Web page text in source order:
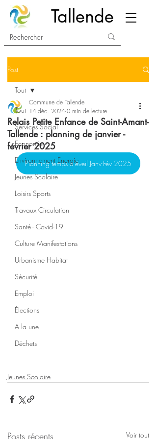
Tallende
Post
Tout
Services Social
Economie
Environnement Energie
Jeunes Scolaire
Loisirs Sports
Travaux Circulation
Santé - Covid-19
Culture Manifestations
Urbanisme Habitat
Sécurité
Emploi
Élections
A la une
Déchets
Tout
Relais Petite Enfance de Saint-Amant-
Tallende : planning de janvier -
février 2025
Commune de Tallende
14 déc. 2024 0 min de lecture
Planning temps d'éveil Janv-Fév 2025
Jeunes Scolaire
Posts récents Voir tout